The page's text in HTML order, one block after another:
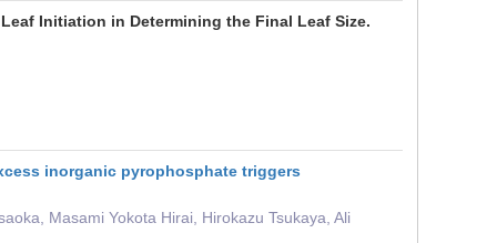
Initiation in Determining the Final Leaf Size.
inorganic pyrophosphate triggers
Masami Yokota Hirai, Hirokazu Tsukaya, Ali